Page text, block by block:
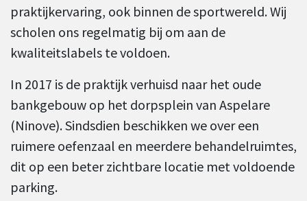
praktijkervaring, ook binnen de sportwereld. Wij
scholen ons regelmatig bij om aan de
kwaliteitslabels te voldoen.
In 2017 is de praktijk verhuisd naar het oude
bankgebouw op het dorpsplein van Aspelare
(Ninove). Sindsdien beschikken we over een
ruimere oefenzaal en meerdere behandelruimtes,
dit op een beter zichtbare locatie met voldoende
parking.